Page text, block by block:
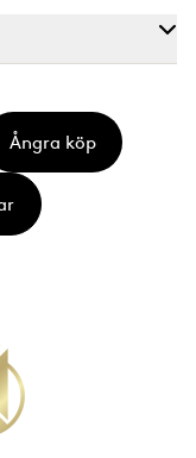
Ångra köp